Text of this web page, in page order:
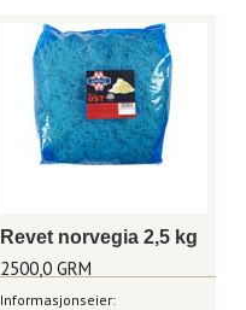
Revet norvegia 2,5 kg
2500,0 GRM
Informasjonseier: